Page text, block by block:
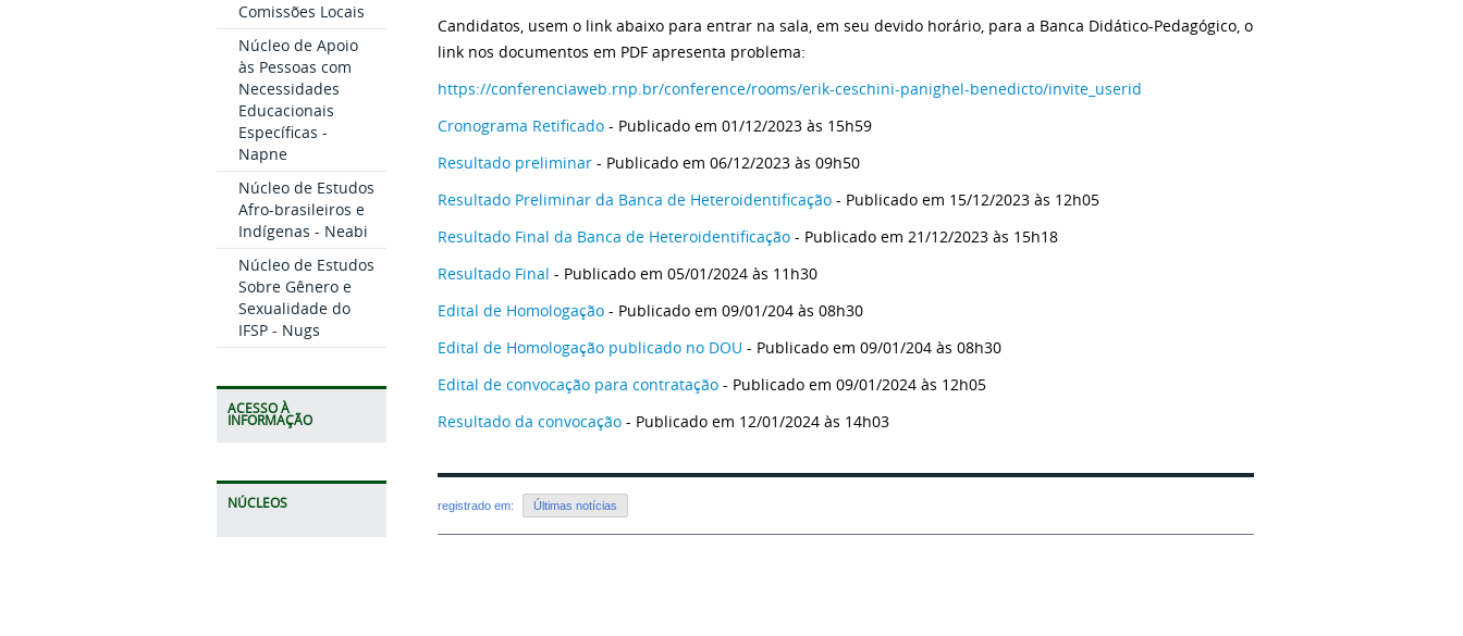
Comissões Locais
Núcleo de Apoio
às Pessoas com
Necessidades
Educacionais
Específicas -
Napne
Núcleo de Estudos
Afro-brasileiros e
Indígenas - Neabi
Núcleo de Estudos
Sobre Gênero e
Sexualidade do
IFSP - Nugs
ACESSO À
INFORMAÇÃO
NÚCLEOS
Candidatos, usem o link abaixo para entrar na sala, em seu devido horário, para a Banca Didático-Pedagógico, o
link nos documentos em PDF apresenta problema:
https://conferenciaweb.rnp.br/conference/rooms/erik-ceschini-panighel-benedicto/invite_userid
Cronograma Retificado - Publicado em 01/12/2023 às 15h59
Resultado preliminar - Publicado em 06/12/2023 às 09h50
Resultado Preliminar da Banca de Heteroidentificação - Publicado em 15/12/2023 às 12h05
Resultado Final da Banca de Heteroidentificação - Publicado em 21/12/2023 às 15h18
Resultado Final - Publicado em 05/01/2024 às 11h30
Edital de Homologação - Publicado em 09/01/204 às 08h30
Edital de Homologação publicado no DOU - Publicado em 09/01/204 às 08h30
Edital de convocação para contratação - Publicado em 09/01/2024 às 12h05
Resultado da convocação - Publicado em 12/01/2024 às 14h03
registrado em: Últimas notícias